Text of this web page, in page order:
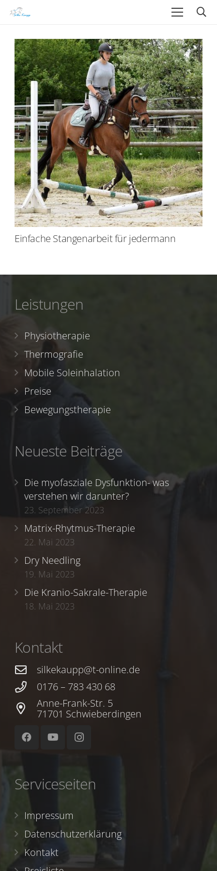
Einfache Stangenarbeit für jedermann
Leistungen
Physiotherapie
Thermografie
Mobile Soleinhalation
Preise
Bewegungstherapie
Neueste Beiträge
Die myofasziale Dysfunktion- was
verstehen wir darunter?
23. September 2023
Matrix-Rhytmus-Therapie
22. Mai 2023
Dry Needling
19. Mai 2023
Die Kranio-Sakrale-Therapie
18. Mai 2023
Kontakt
silkekaupp@t-online.de
0176 – 783 430 68
Anne-Frank-Str. 5
71701 Schwieberdingen
Serviceseiten
Impressum
Datenschutzerklärung
Kontakt